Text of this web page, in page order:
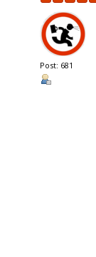
Post: 681